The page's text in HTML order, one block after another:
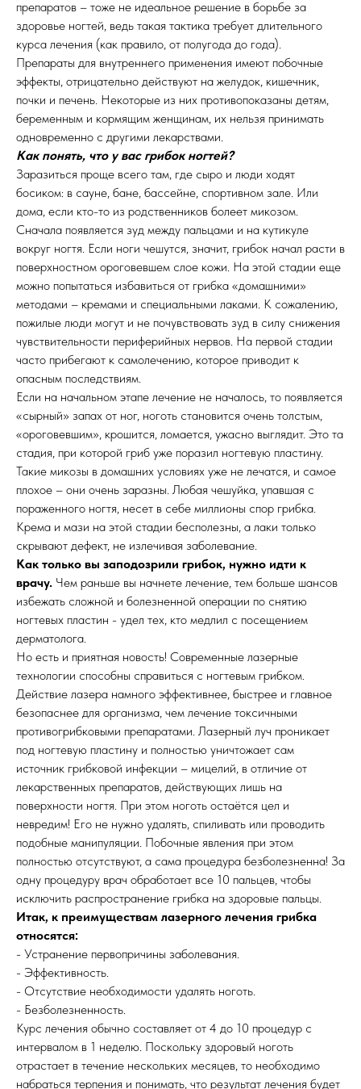
препаратов – тоже не идеальное решение в борьбе за
здоровье ногтей, ведь такая тактика требует длительного
курса лечения (как правило, от полугода до года).
Препараты для внутреннего применения имеют побочные
эффекты, отрицательно действуют на желудок, кишечник,
почки и печень. Некоторые из них противопоказаны детям,
беременным и кормящим женщинам, их нельзя принимать
одновременно с другими лекарствами.
Как понять, что у вас грибок ногтей?
Заразиться проще всего там, где сыро и люди ходят
босиком: в сауне, бане, бассейне, спортивном зале. Или
дома, если кто-то из родственников болеет микозом.
Сначала появляется зуд между пальцами и на кутикуле
вокруг ногтя. Если ноги чешутся, значит, грибок начал расти в
поверхностном ороговевшем слое кожи. На этой стадии еще
можно попытаться избавиться от грибка «домашними»
методами – кремами и специальными лаками. К сожалению,
пожилые люди могут и не почувствовать зуд в силу снижения
чувствительности периферийных нервов. На первой стадии
часто прибегают к самолечению, которое приводит к
опасным последствиям.
Если на начальном этапе лечение не началось, то появляется
«сырный» запах от ног, ноготь становится очень толстым,
«ороговевшим», крошится, ломается, ужасно выглядит. Это та
стадия, при которой гриб уже поразил ногтевую пластину.
Такие микозы в домашних условиях уже не лечатся, и самое
плохое – они очень заразны. Любая чешуйка, упавшая с
пораженного ногтя, несет в себе миллионы спор грибка.
Крема и мази на этой стадии бесполезны, а лаки только
скрывают дефект, не излечивая заболевание.
Как только вы заподозрили грибок, нужно идти к
врачу. Чем раньше вы начнете лечение, тем больше шансов
избежать сложной и болезненной операции по снятию
ногтевых пластин - удел тех, кто медлил с посещением
дерматолога.
Но есть и приятная новость! Современные лазерные
технологии способны справиться с ногтевым грибком.
Действие лазера намного эффективнее, быстрее и главное
безопаснее для организма, чем лечение токсичными
противогрибковыми препаратами. Лазерный луч проникает
под ногтевую пластину и полностью уничтожает сам
источник грибковой инфекции – мицелий, в отличие от
лекарственных препаратов, действующих лишь на
поверхности ногтя. При этом ноготь остаётся цел и
невредим! Его не нужно удалять, спиливать или проводить
подобные манипуляции. Побочные явления при этом
полностью отсутствуют, а сама процедура безболезненна! За
одну процедуру врач обработает все 10 пальцев, чтобы
исключить распространение грибка на здоровые пальцы.
Итак, к преимуществам лазерного лечения грибка
относятся:
- Устранение первопричины заболевания.
- Эффективность.
- Отсутствие необходимости удалять ноготь.
- Безболезненность.
Курс лечения обычно составляет от 4 до 10 процедур с
интервалом в 1 неделю. Поскольку здоровый ноготь
отрастает в течение нескольких месяцев, то необходимо
набраться терпения и понимать, что результат лечения будет